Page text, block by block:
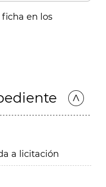
en los
a licitación